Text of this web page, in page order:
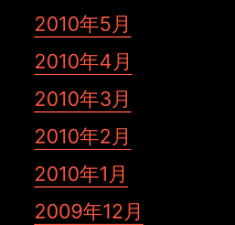
2010年5月
2010年4月
2010年3月
2010年2月
2010年1月
2009年12月